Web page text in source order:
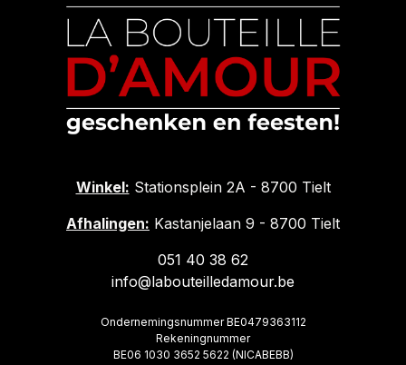
Winkel: Stationsplein 2A - 8700 Tielt
Afhalingen: Kastanjelaan 9 - 8700 Tielt
051 40 38 62
info@labouteilledamour.be
Ondernemingsnummer BE0479363112
Rekeningnummer
BE06 1030 3652 5622 (NICABEBB)